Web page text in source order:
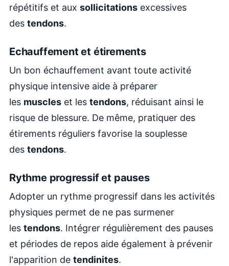
répétitifs et aux sollicitations excessives
des tendons.
Echauffement et étirements
Un bon échauffement avant toute activité
physique intensive aide à préparer
les muscles et les tendons, réduisant ainsi le
risque de blessure. De même, pratiquer des
étirements réguliers favorise la souplesse
des tendons.
Rythme progressif et pauses
Adopter un rythme progressif dans les activités
physiques permet de ne pas surmener
les tendons. Intégrer régulièrement des pauses
et périodes de repos aide également à prévenir
l'apparition de tendinites.